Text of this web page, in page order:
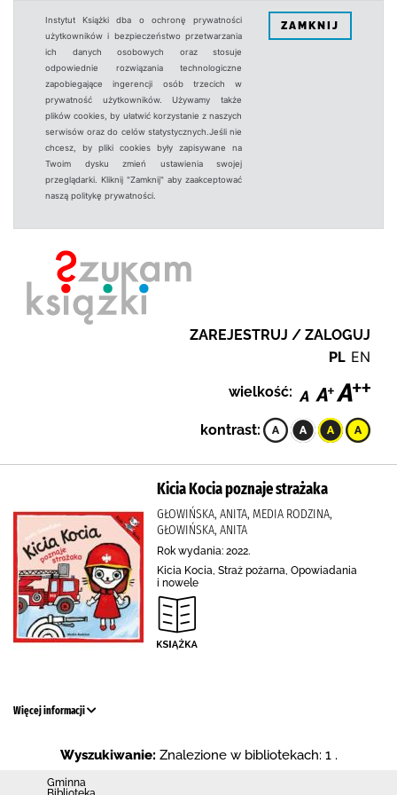
Instytut Książki dba o ochronę prywatności
użytkowników i bezpieczeństwo przetwarzania
ich danych osobowych oraz stosuje
odpowiednie rozwiązania technologiczne
zapobiegające ingerencji osób trzecich w
prywatność użytkowników. Używamy także
plików cookies, by ułatwić korzystanie z naszych
serwisów oraz do celów statystycznych.Jeśli nie
chcesz, by pliki cookies były zapisywane na
Twoim dysku zmień ustawienia swojej
przeglądarki. Kliknij "Zamknij" aby zaakceptować
naszą politykę prywatności.
ZAMKNIJ
ZAREJESTRUJ / ZALOGUJ
PL EN
wielkość:
kontrast:
Kicia Kocia poznaje strażaka
GŁOWIŃSKA, ANITA, MEDIA RODZINA,
GŁOWIŃSKA, ANITA
Rok wydania: 2022.
Kicia Kocia, Straż pożarna, Opowiadania
i nowele
Więcej informacji
Wyszukiwanie: Znalezione w bibliotekach: 1 .
Gminna